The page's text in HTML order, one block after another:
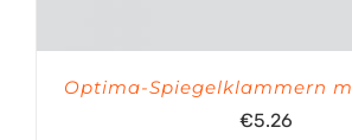
Optima-Spiegelklammern
€5.26